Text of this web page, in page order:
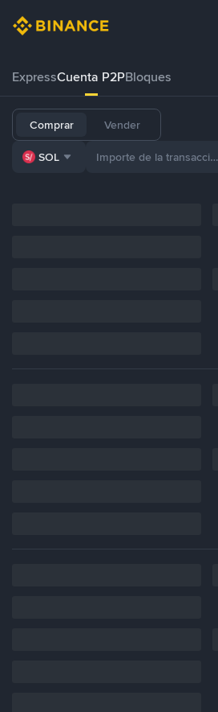
ExpressCuenta P2PBloques
Comprar Vender
SOL